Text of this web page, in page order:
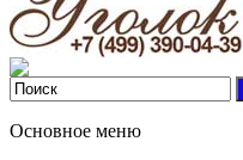
Основное меню